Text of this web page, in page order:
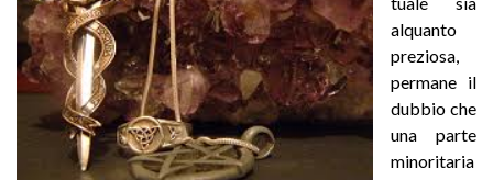
alquanto
preziosa,
permane il
dubbio che
una parte
minoritaria